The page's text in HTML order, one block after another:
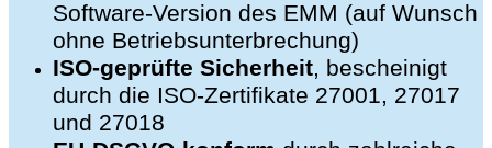
Software-Version des EMM (auf Wunsch
ohne Betriebsunterbrechung)
ISO-geprüfte Sicherheit, bescheinigt
durch die ISO-Zertifikate 27001, 27017
und 27018